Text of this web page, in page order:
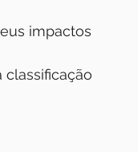
impactos
classificação